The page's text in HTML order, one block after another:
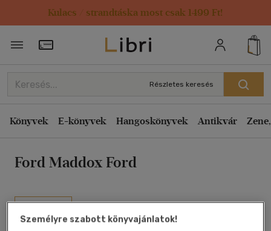
Kulacs / strandtáska most csak 1499 Ft!
Törzsvásárlói Kártya adatai
Részletes keresés
Könyvek E-könyvek Hangoskönyvek Antikvár
Ford Maddox Ford
Rendezés
Kiadás éve szerint csökkenő
Ár szerint csökkenő
Eladott darabszám szerint csökkenő
Cím szerint A-Z
Szerző szerint A-Z
Személyre szabott könyvajánlatok!